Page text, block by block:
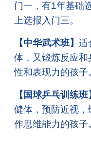
门一，有1年基础
上选报入门三。
【中华武术班】适
体，又锻炼反应
性和表现力的孩子
【 国球乒乓训练班
健体 ，预防近视
作思维能力的孩子